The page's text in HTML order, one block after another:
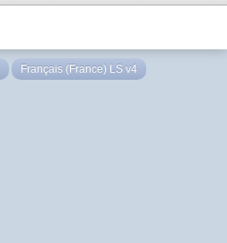
Français (France) LS v4